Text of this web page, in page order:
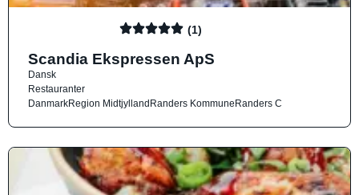
(1)
Scandia Ekspressen ApS
Dansk
Restauranter
DanmarkRegion MidtjyllandRanders KommuneRanders C